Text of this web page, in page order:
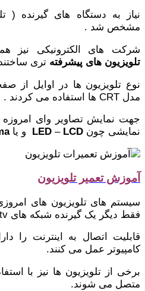
نیاز به دستگاه های گیرنده (
مشخص شد .
شرکت های الکترونیکی نیز
تلویزیون های پیشرفته تری
نوع تلویزیون ها در اوایل از
مدل CRT ها استفاده می کردند .
جهت نمایش تصاویر وای
نمایشی چون
LED – LCD و یا
آموزش تعمیر تلویزیون
سیستم های تلویزیون های
فقط دیگر یک گیرنده شبکه های tv نیستند .
قابلیت اتصال به اینترنت را
کامپیوتر عمل می کنند.
برخی از تلویزیون ها نیز با
متصل می شوند.